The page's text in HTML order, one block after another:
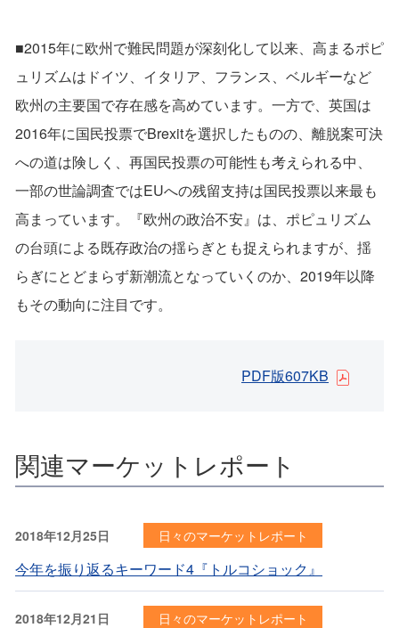
■2015年に欧州で難民問題が深刻化して以来、高まるポピ
ュリズムはドイツ、イタリア、フランス、ベルギーなど
欧州の主要国で存在感を高めています。一方で、英国は
2016年に国民投票でBrexitを選択したものの、離脱案可決
への道は険しく、再国民投票の可能性も考えられる中、
一部の世論調査ではEUへの残留支持は国民投票以来最も
高まっています。『欧州の政治不安』は、ポピュリズム
の台頭による既存政治の揺らぎとも捉えられますが、揺
らぎにとどまらず新潮流となっていくのか、2019年以降
もその動向に注目です。
PDF版607KB
関連マーケットレポート
2018年12月25日 日々のマーケットレポート
今年を振り返るキーワード4『トルコショック』
2018年12月21日 日々のマーケットレポート